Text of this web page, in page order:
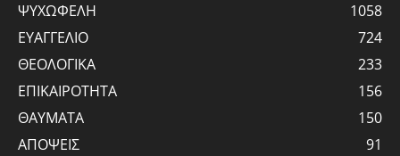
ΨΥΧΩΦΕΛΗ
1058
ΕΥΑΓΓΕΛΙΟ
724
ΘΕΟΛΟΓΙΚΑ
233
ΕΠΙΚΑΙΡΟΤΗΤΑ
156
ΘΑΥΜΑΤΑ
150
ΑΠΟΨΕΙΣ
91